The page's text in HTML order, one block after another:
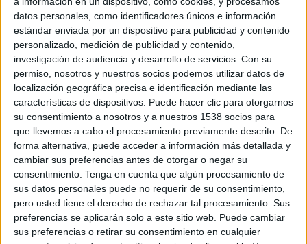
datos personales, como identificadores únicos e información
estándar enviada por un dispositivo para publicidad y contenido
personalizado, medición de publicidad y contenido,
investigación de audiencia y desarrollo de servicios. Con su
permiso, nosotros y nuestros socios podemos utilizar datos de
localización geográfica precisa e identificación mediante las
características de dispositivos. Puede hacer clic para otorgarnos
su consentimiento a nosotros y a nuestros 1538 socios para
que llevemos a cabo el procesamiento previamente descrito. De
forma alternativa, puede acceder a información más detallada y
cambiar sus preferencias antes de otorgar o negar su
consentimiento. Tenga en cuenta que algún procesamiento de
sus datos personales puede no requerir de su consentimiento,
pero usted tiene el derecho de rechazar tal procesamiento. Sus
preferencias se aplicarán solo a este sitio web. Puede cambiar
sus preferencias o retirar su consentimiento en cualquier
Gigigo ha sido seleccionada nuevamente por Coca-Cola para desarrollar su nueva
promoción para terminales móviles, con la que regalará más de 600 entradas para
el macro evento Coca-Cola Music Experience que se celebrará el 22 de junio de
2.011 en el Palacio de los Deportes de la Comunidad de Madrid.
La promoción tiene una mecánica sencilla de premio inmediato. Los
consumidores que adquieran sus botellas de 50 cl. promocionadas de Coca-Cola
en máquinas vending de la Comunidad de Madrid, tendrán la oportunidad de
Los usuarios deberán utilizar el lector de códigos bidi de su terminal móvil y leer
el código bidi que encontraran en cada una de las máquinas vending.
Automáticamente serán re-direccionados al sitio móvil de la promoción donde
deberán introducir el PIN CODE de 14 dígitos que se encuentra en el tapón de las
botellas promocionadas de Coca-Cola e inmediatamente conocerán si han